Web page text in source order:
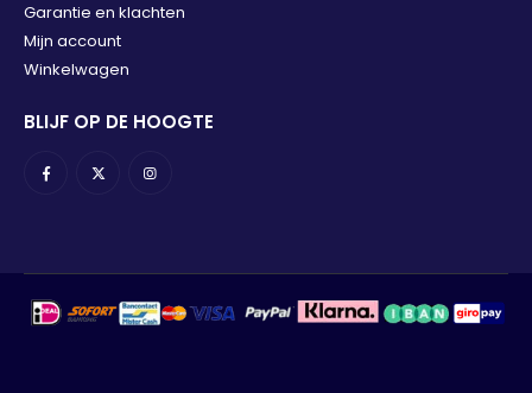
Garantie en klachten
Mijn account
Winkelwagen
BLIJF OP DE HOOGTE